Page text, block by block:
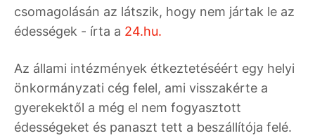
csomagolásán az látszik, hogy nem jártak le az
édességek - írta a 24.hu.
Az állami intézmények étkeztetéséért egy helyi
önkormányzati cég felel, ami visszakérte a
gyerekektől a még el nem fogyasztott
édességeket és panaszt tett a beszállítója felé.